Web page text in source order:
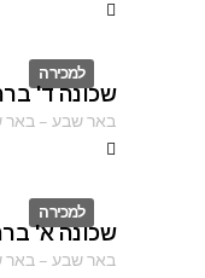
למכירה
ID
שכונה ד'
באר שבע–באר
למכירה
ID
שכונה א'
באר שבע–באר